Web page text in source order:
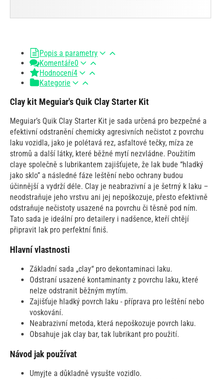
Popis a parametry
Komentáře0
Hodnocení4
Kategorie
Clay kit Meguiar's Quik Clay Starter Kit
Meguiar’s Quik Clay Starter Kit je sada určená pro bezpečné a
efektivní odstranění chemicky agresivních nečistot z povrchu
laku vozidla, jako je polétavá rez, asfaltové tečky, míza ze
stromů a další látky, které běžné mytí nezvládne. Použitím
claye společně s lubrikantem zajišťujete, že lak bude “hladký
jako sklo” a následné fáze leštění nebo ochrany budou
účinnější a vydrží déle. Clay je neabrazivní a je šetrný k laku –
neodstraňuje jeho vrstvu ani jej nepoškozuje, přesto efektivně
odstraňuje nečistoty usazené na povrchu či těsně pod ním.
Tato sada je ideální pro detailery i nadšence, kteří chtějí
připravit lak pro perfektní finiš.
Hlavní vlastnosti
Základní sada „clay“ pro dekontaminaci laku.
Odstraní usazené kontaminanty z povrchu laku, které
nelze odstranit běžným mytím.
Zajišťuje hladký povrch laku - příprava pro leštění nebo
voskování.
Neabrazivní metoda, která nepoškozuje povrch laku.
Obsahuje jak clay bar, tak lubrikant pro použití.
Návod jak používat
Umyjte a důkladně vysušte vozidlo.